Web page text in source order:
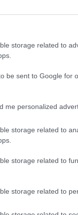
storage related to
be sent to Google for
me personalized
storage related to
storage related to
storage related to
hogy átsétáljak
hamarosan,